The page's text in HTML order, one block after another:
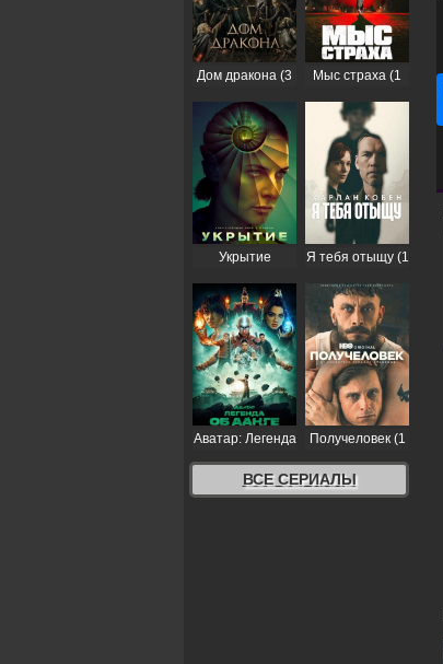
Дом дракона (3
Мыс страха (1
Укрытие
сезон)
Я тебя отыщу (1
Аватар: Легенда
об Аанге (2
сезон)
Получеловек (1
сезон)
ВСЕ СЕРИАЛЫ